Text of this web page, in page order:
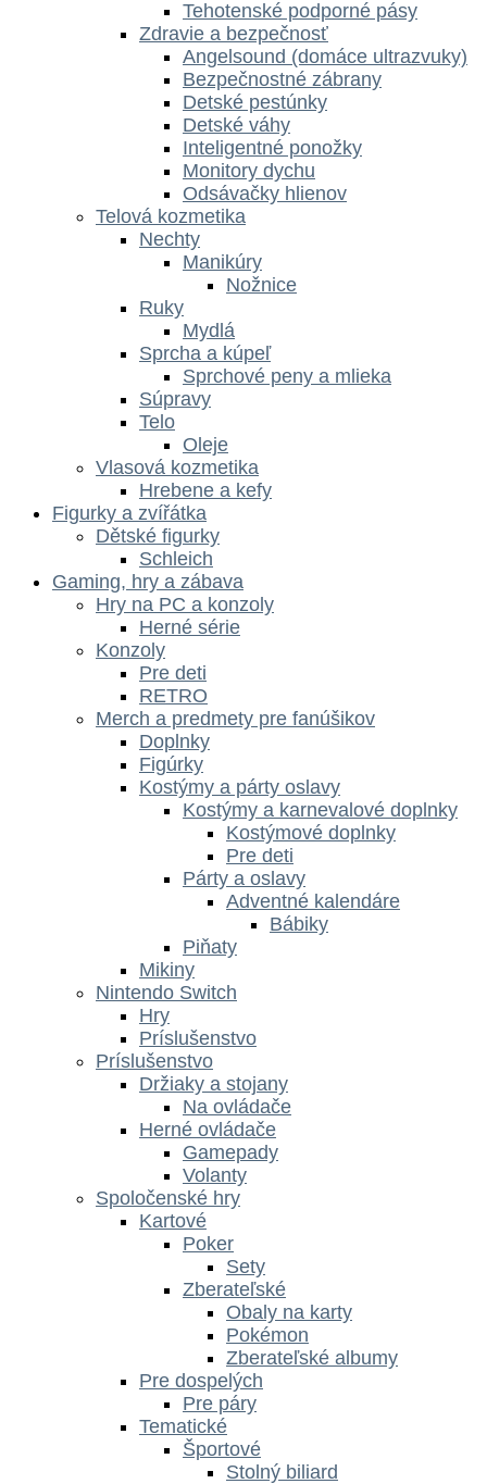
Tehotenské podporné pásy
Zdravie a bezpečnosť
Angelsound (domáce ultrazvuky)
Bezpečnostné zábrany
Detské pestúnky
Detské váhy
Inteligentné ponožky
Monitory dychu
Odsávačky hlienov
Telová kozmetika
Nechty
Manikúry
Nožnice
Ruky
Mydlá
Sprcha a kúpeľ
Sprchové peny a mlieka
Súpravy
Telo
Oleje
Vlasová kozmetika
Hrebene a kefy
Figurky a zvířátka
Dětské figurky
Schleich
Gaming, hry a zábava
Hry na PC a konzoly
Herné série
Konzoly
Pre deti
RETRO
Merch a predmety pre fanúšikov
Doplnky
Figúrky
Kostýmy a párty oslavy
Kostýmy a karnevalové doplnky
Kostýmové doplnky
Pre deti
Párty a oslavy
Adventné kalendáre
Bábiky
Piňaty
Mikiny
Nintendo Switch
Hry
Príslušenstvo
Príslušenstvo
Držiaky a stojany
Na ovládače
Herné ovládače
Gamepady
Volanty
Spoločenské hry
Kartové
Poker
Sety
Zberateľské
Obaly na karty
Pokémon
Zberateľské albumy
Pre dospelých
Pre páry
Tematické
Športové
Stolný biliard